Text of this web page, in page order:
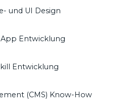
und UI Design
Entwicklung
Entwicklung
(CMS) Know-How